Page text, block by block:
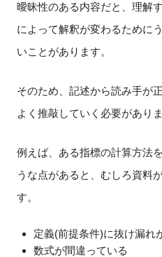
曖昧性のある内容だと、理解
によって解釈が変わるために
いことがあります。
そのため、記述から読み手が
よく推敲していく必要がありま
例えば、ある指標の計算方法
うな点があると、むしろ資料
す。
定義(前提条件)に抜け漏れ
数式が間違っている